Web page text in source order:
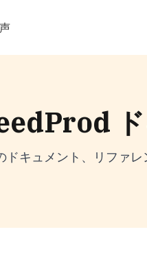
ドキュメント、リファ